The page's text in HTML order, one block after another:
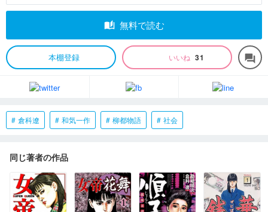
auto_stories 無料で読む
本棚登録 いいね 31 forum
倉科遼 和気一作 柳都物語 社会
同じ著者の作品